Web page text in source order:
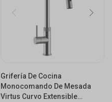
Grifería De Cocina
Monocomando De Mesada
Virtus Curvo Extensible